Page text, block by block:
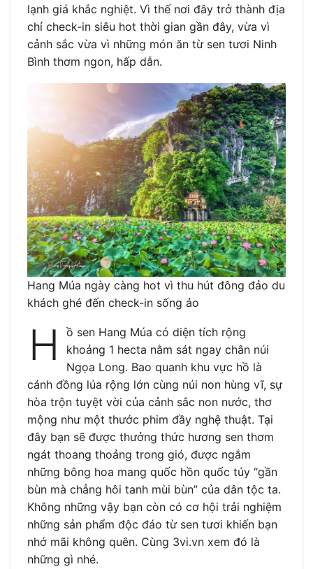
lạnh giá khắc nghiệt. Vì thế nơi đây trở thành địa
chỉ check-in siêu hot thời gian gần đây, vừa vì
cảnh sắc vừa vì những món ăn từ sen tươi Ninh
Bình thơm ngon, hấp dẫn.
Hang Múa ngày càng hot vì thu hút đông đảo du
khách ghé đến check-in sống ảo
H
ồ sen Hang Múa có diện tích rộng
khoảng 1 hecta nằm sát ngay chân núi
Ngọa Long. Bao quanh khu vực hồ là
cánh đồng lúa rộng lớn cùng núi non hùng vĩ, sự
hòa trộn tuyệt vời của cảnh sắc non nước, thơ
mộng như một thước phim đầy nghệ thuật. Tại
đây bạn sẽ được thưởng thức hương sen thơm
ngát thoang thoảng trong gió, được ngắm
những bông hoa mang quốc hồn quốc túy “gần
bùn mà chẳng hôi tanh mùi bùn” của dân tộc ta.
Không những vậy bạn còn có cơ hội trải nghiệm
những sản phẩm độc đáo từ sen tươi khiến bạn
nhớ mãi không quên. Cùng 3vi.vn xem đó là
những gì nhé.